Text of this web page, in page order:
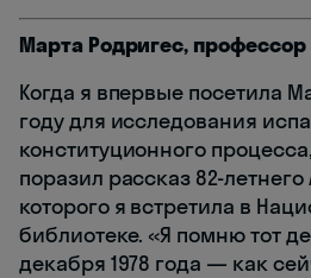
Марта Родригес, профессор
Когда я впервые посетила
году для исследования
конституционного
поразил рассказ 82-летнего
которого я встретила в
библиотеке. «Я помню тот
декабря 1978 года — как